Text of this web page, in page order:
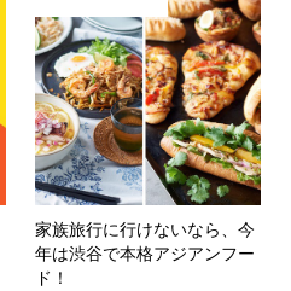
家族旅行に行けないなら、今
年は渋谷で本格アジアンフー
ド！